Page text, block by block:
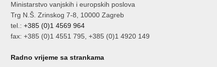
Ministarstvo vanjskih i europskih poslova
Trg N.Š. Zrinskog 7-8, 10000 Zagreb
tel.:+385 (0)1 4569 964
fax: +385 (0)1 4551 795, +385 (0)1 4920 149
Radno vrijeme sa strankama